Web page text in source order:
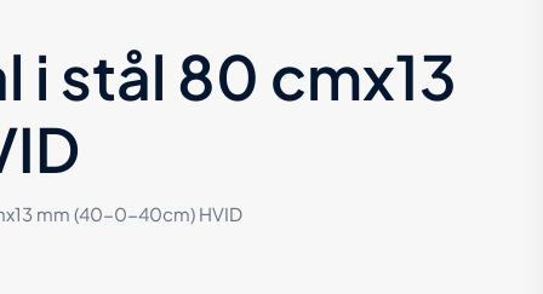
stål 80 cmx13
mm (40-0-40cm) HVID